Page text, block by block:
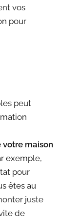
vos
pour
peut
maison
exemple,
pour
êtes au
juste
de